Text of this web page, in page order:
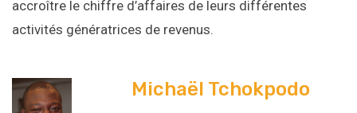
accroître le chiffre d’affaires de leurs différentes
activités génératrices de revenus.
Michaël Tchokpodo